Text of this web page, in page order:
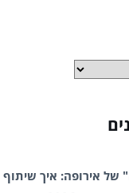
אירופה: איך שיתוף